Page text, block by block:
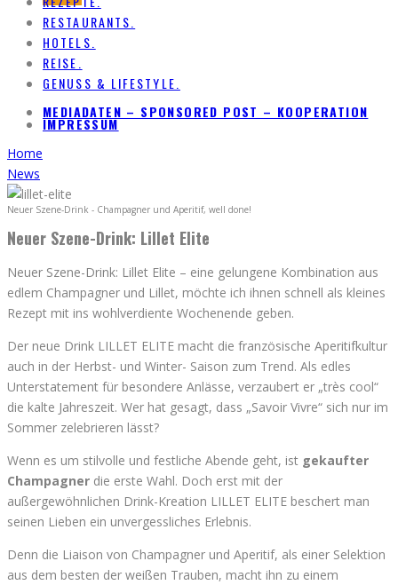
RESTAURANTS.
HOTELS.
REISE.
GENUSS & LIFESTYLE.
MEDIADATEN – SPONSORED POST – KOOPERATION
IMPRESSUM
Home
News
Neuer Szene-Drink - Champagner und Aperitif, well done!
Neuer Szene-Drink: Lillet Elite
Neuer Szene-Drink: Lillet Elite – eine gelungene Kombination aus
edlem Champagner und Lillet, möchte ich ihnen schnell als kleines
Rezept mit ins wohlverdiente Wochenende geben.
Der neue Drink LILLET ELITE macht die französische Aperitifkultur
auch in der Herbst- und Winter- Saison zum Trend. Als edles
Unterstatement für besondere Anlässe, verzaubert er „très cool“
die kalte Jahreszeit. Wer hat gesagt, dass „Savoir Vivre“ sich nur im
Sommer zelebrieren lässt?
Wenn es um stilvolle und festliche Abende geht, ist gekaufter
Champagner die erste Wahl. Doch erst mit der
außergewöhnlichen Drink-Kreation LILLET ELITE beschert man
seinen Lieben ein unvergessliches Erlebnis.
Denn die Liaison von Champagner und Aperitif, als einer Selektion
aus dem besten der weißen Trauben, macht ihn zu einem